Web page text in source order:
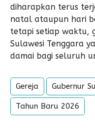
diharapkan terus
natal ataupun hari
tetapi setiap waktu,
Sulawesi Tenggara
damai bagi seluruh
Gereja Gubernur
Tahun Baru 2026